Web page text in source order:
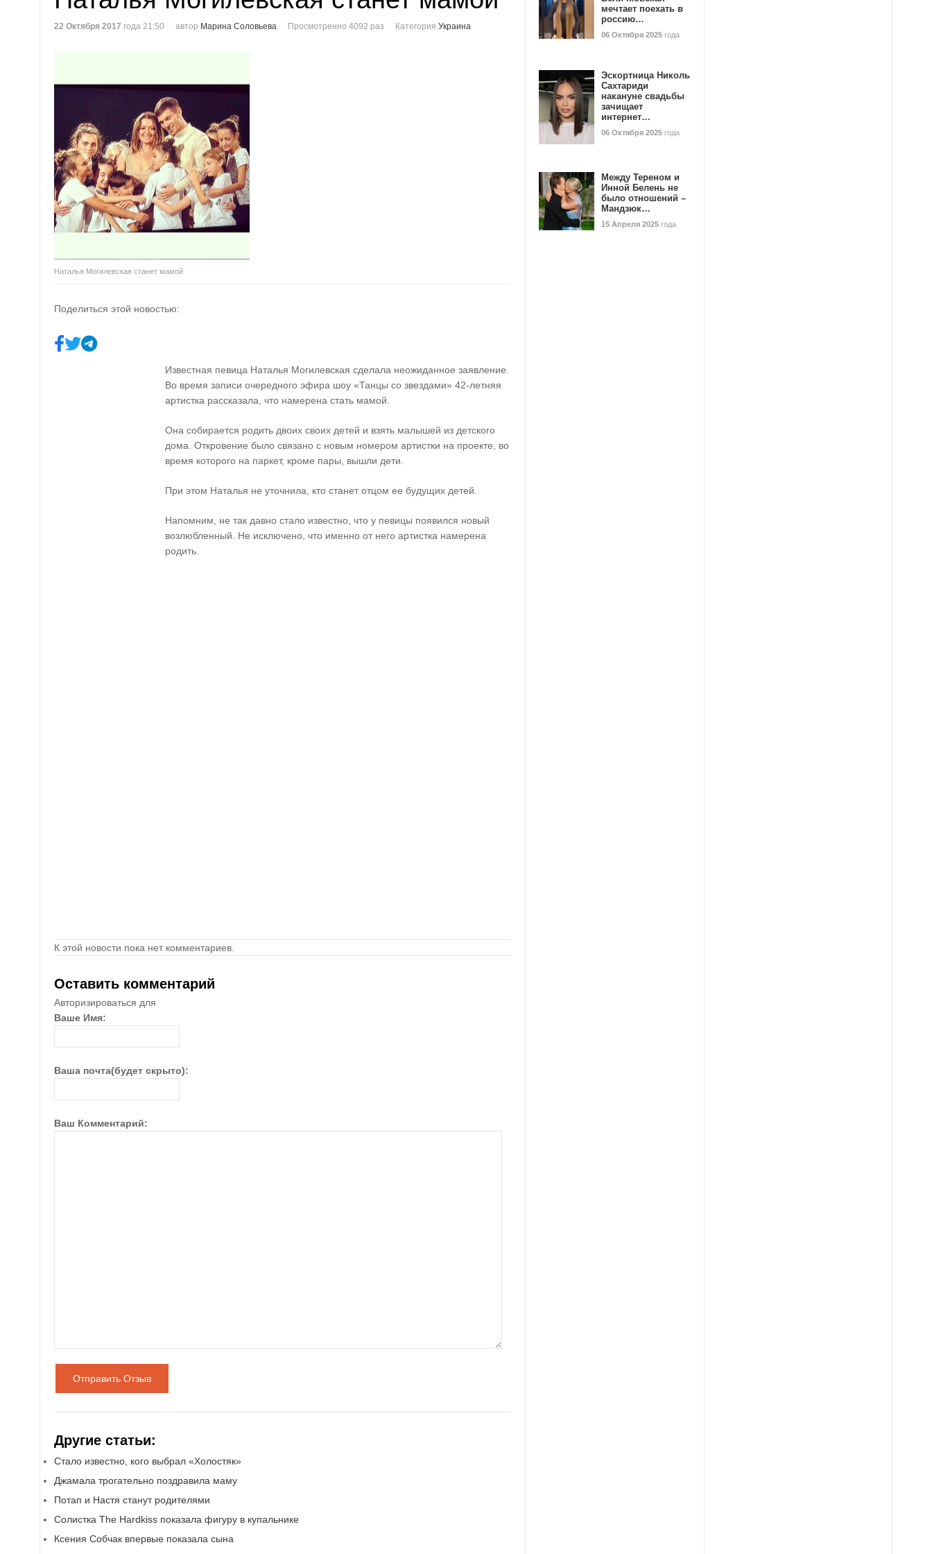
22 Октября 2017 года 21:50 автор Марина Соловьева Просмотренно 4092 раз Категория Украина
Наталья Могилевская станет мамой
Поделиться этой новостью:
Известная певица Наталья Могилевская сделала неожиданное заявление.
Во время записи очередного эфира шоу «Танцы со звездами» 42-летняя
артистка рассказала, что намерена стать мамой.
Она собирается родить двоих своих детей и взять малышей из детского
дома. Откровение было связано с новым номером артистки на проекте, во
время которого на паркет, кроме пары, вышли дети.
При этом Наталья не уточнила, кто станет отцом ее будущих детей.
Напомним, не так давно стало известно, что у певицы появился новый
возлюбленный. Не исключено, что именно от него артистка намерена
родить.
К этой новости пока нет комментариев.
Оставить комментарий
Авторизироваться для
Ваше Имя:
Ваша почта(будет скрыто):
Ваш Комментарий:
Отправить Отзыв
Другие статьи:
Стало известно, кого выбрал «Холостяк»
Джамала трогательно поздравила маму
Потап и Настя станут родителями
Солистка The Hardkiss показала фигуру в купальнике
Ксения Собчак впервые показала сына
мечтает поехать в
россию…
06 Октября 2025 года
Эскортница Николь
Сахтариди
накануне свадьбы
зачищает
интернет…
06 Октября 2025 года
Между Тереном и
Инной Белень не
было отношений –
Мандзюк…
15 Апреля 2025 года